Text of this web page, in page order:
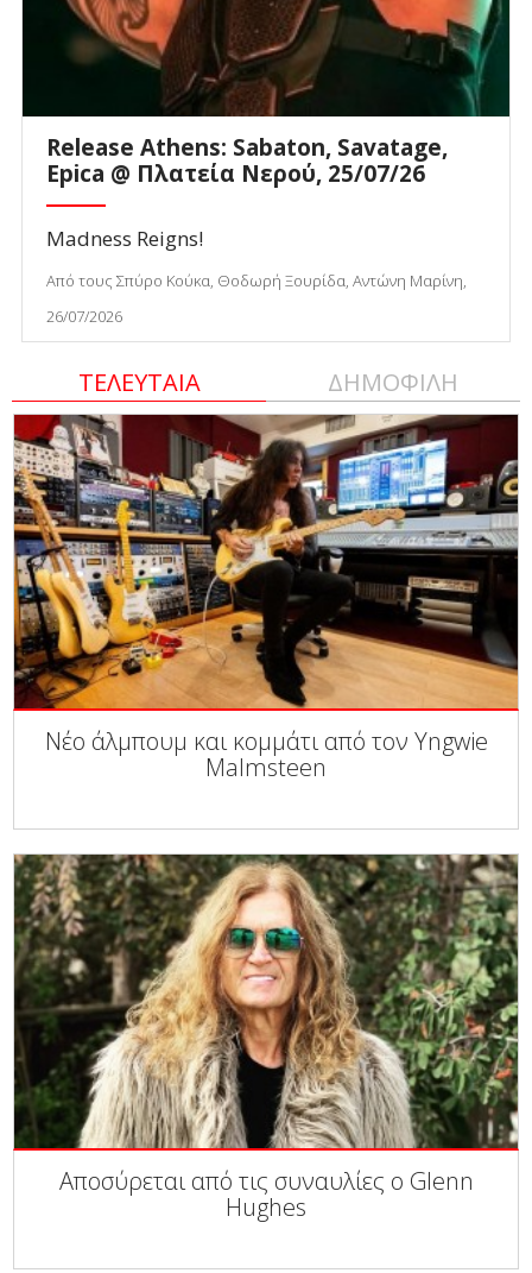
Release Athens: Sabaton, Savatage,
Epica @ Πλατεία Νερού, 25/07/26
Madness Reigns!
Από τους Σπύρο Κούκα, Θοδωρή Ξουρίδα, Αντώνη Μαρίνη,
26/07/2026
ΤΕΛΕΥΤΑΙΑ ΔΗΜΟΦΙΛΗ
Νέο άλμπουμ και κομμάτι από τον Yngwie
Malmsteen
Αποσύρεται από τις συναυλίες ο Glenn
Hughes